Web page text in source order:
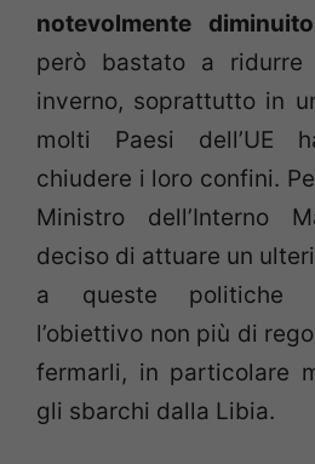
notevolmente diminuito
però bastato a
inverno, soprattutto in
molti Paesi dell’UE
chiudere i loro confini.
Ministro dell’Interno
deciso di attuare un
a queste politiche
l’obiettivo non più di
fermarli, in particolare
gli sbarchi dalla Libia.